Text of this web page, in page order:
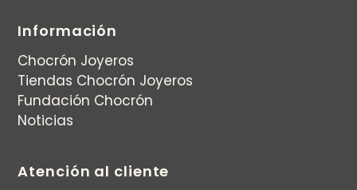
Información
Chocrón Joyeros
Tiendas Chocrón Joyeros
Fundación Chocrón
Noticias
Atención al cliente